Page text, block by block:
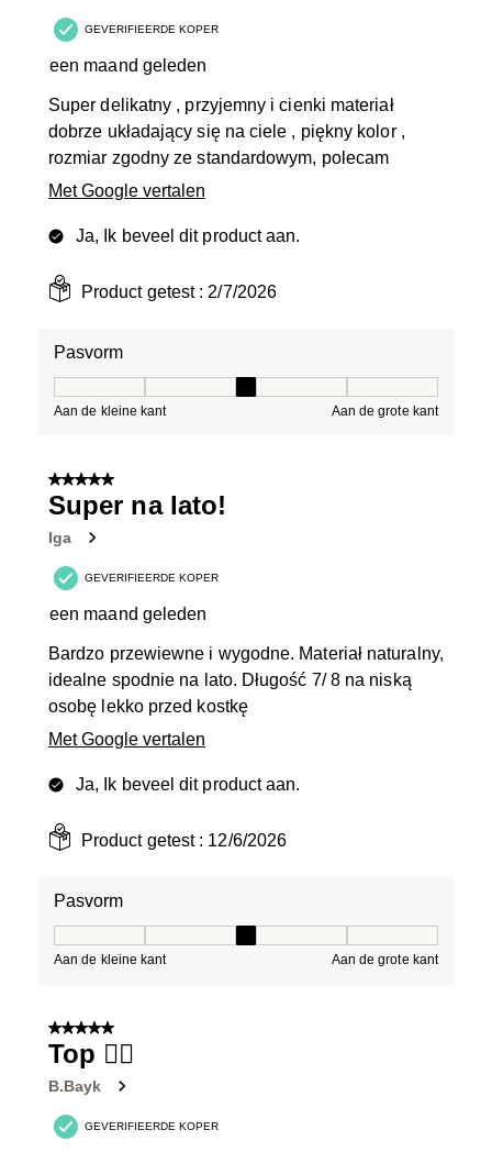
GEVERIFIEERDE KOPER
een maand geleden
Super delikatny , przyjemny i cienki materiał
dobrze układający się na ciele , piękny kolor ,
rozmiar zgodny ze standardowym, polecam
Met Google vertalen
Ja, Ik beveel dit product aan.
Product getest :2/7/2026
Pasvorm
Aan de kleine kant Aan de grote kant
5 van 5 sterren.
Super na lato!
Iga
GEVERIFIEERDE KOPER
een maand geleden
Bardzo przewiewne i wygodne. Materiał naturalny,
idealne spodnie na lato. Długość 7/ 8 na niską
osobę lekko przed kostkę
Met Google vertalen
Ja, Ik beveel dit product aan.
Product getest : 12/6/2026
Pasvorm
Aan de kleine kant Aan de grote kant
5 van 5 sterren.
Top 👍🏼
B.Bayk
GEVERIFIEERDE KOPER